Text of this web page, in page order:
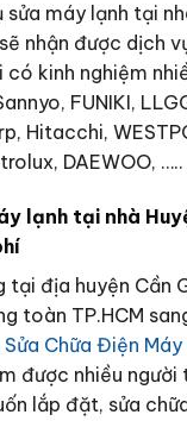
máy lạnh tại
nhận được dịch
có kinh nghiệm
FUNIKI,
Hitacchi,
DAEWOO, …..
lạnh tại nhà
tại địa huyện Cần
toàn TP.HCM
Sửa Chữa Điện Máy
được nhiều người
lắp đặt, sửa